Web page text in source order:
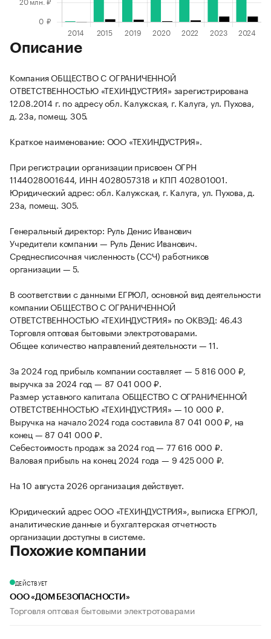
Описание
Компания ОБЩЕСТВО С ОГРАНИЧЕННОЙ
ОТВЕТСТВЕННОСТЬЮ «ТЕХИНДУСТРИЯ» зарегистрирована
12.08.2014 г. по адресу обл. Калужская, г. Калуга, ул. Пухова,
д. 23а, помещ. 305.
Краткое наименование: ООО «ТЕХИНДУСТРИЯ».
При регистрации организации присвоен ОГРН
1144028001644, ИНН 4028057318 и КПП 402801001.
Юридический адрес: обл. Калужская, г. Калуга, ул. Пухова, д.
23а, помещ. 305.
Генеральный директор: Руль Денис Иванович
Учредители компании — Руль Денис Иванович.
Среднесписочная численность (ССЧ) работников
организации — 5.
В соответствии с данными ЕГРЮЛ, основной вид деятельности
компании ОБЩЕСТВО С ОГРАНИЧЕННОЙ
ОТВЕТСТВЕННОСТЬЮ «ТЕХИНДУСТРИЯ» по ОКВЭД: 46.43
Торговля оптовая бытовыми электротоварами.
Общее количество направлений деятельности — 11.
За 2024 год прибыль компании составляет — 5 816 000 ₽,
выручка за 2024 год — 87 041 000 ₽.
Размер уставного капитала ОБЩЕСТВО С ОГРАНИЧЕННОЙ
ОТВЕТСТВЕННОСТЬЮ «ТЕХИНДУСТРИЯ» — 10 000 ₽.
Выручка на начало 2024 года составила 87 041 000 ₽, на
конец — 87 041 000 ₽.
Себестоимость продаж за 2024 год — 77 616 000 ₽.
Валовая прибыль на конец 2024 года — 9 425 000 ₽.
На 10 августа 2026 организация действует.
Юридический адрес ООО «ТЕХИНДУСТРИЯ», выписка ЕГРЮЛ,
аналитические данные и бухгалтерская отчетность
организации доступны в системе.
Похожие компании
ДЕЙСТВУЕТ
ООО «ДОМ БЕЗОПАСНОСТИ»
Торговля оптовая бытовыми электротоварами